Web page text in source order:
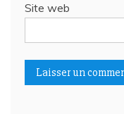
Site web